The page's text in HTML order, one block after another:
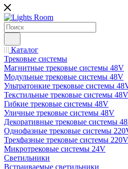
Каталог
Трековые системы
Магнитные трековые системы 48V
Модульные трековые системы 48V
Ультратонкие трековые системы
Текстильные трековые системы 48V
Гибкие трековые системы 48V
Уличные трековые системы 48V
Декоративные трековые системы
Однофазные трековые системы
Трехфазные трековые системы 220V
Микротрековые системы 24V
Светильники
Встраиваемые светильники